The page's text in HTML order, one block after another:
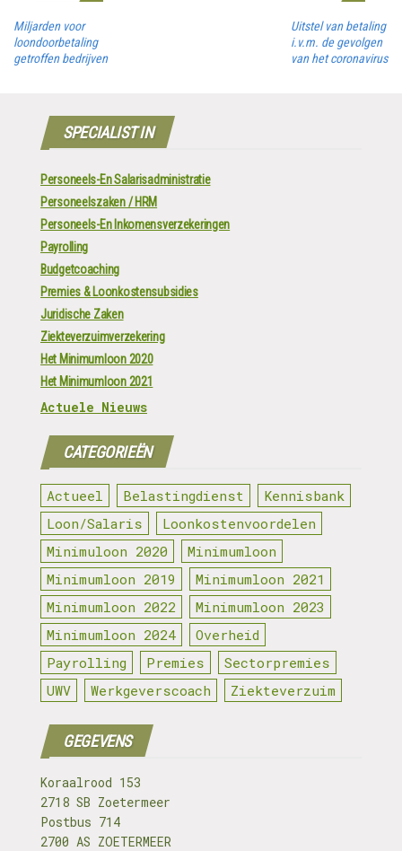
Miljarden voor
loondoorbetaling
getroffen bedrijven
Uitstel van betaling
i.v.m. de gevolgen
van het coronavirus
SPECIALIST IN
Personeels-En Salarisadministratie
Personeelszaken / HRM
Personeels-En Inkomensverzekeringen
Payrolling
Budgetcoaching
Premies & Loonkostensubsidies
Juridische Zaken
Ziekteverzuimverzekering
Het Minimumloon 2020
Het Minimumloon 2021
Actuele Nieuws
CATEGORIEËN
Actueel Belastingdienst
Kennisbank
Loon/Salaris
Loonkostenvoordelen
Minimuloon 2020
Minimumloon
Minimumloon 2019
Minimumloon 2021
Minimumloon 2022
Minimumloon 2023
Minimumloon 2024
Overheid
Payrolling
Premies
Sectorpremies
UWV
Werkgeverscoach Ziekteverzuim
GEGEVENS
Koraalrood 153
2718 SB Zoetermeer
Postbus 714
2700 AS ZOETERMEER